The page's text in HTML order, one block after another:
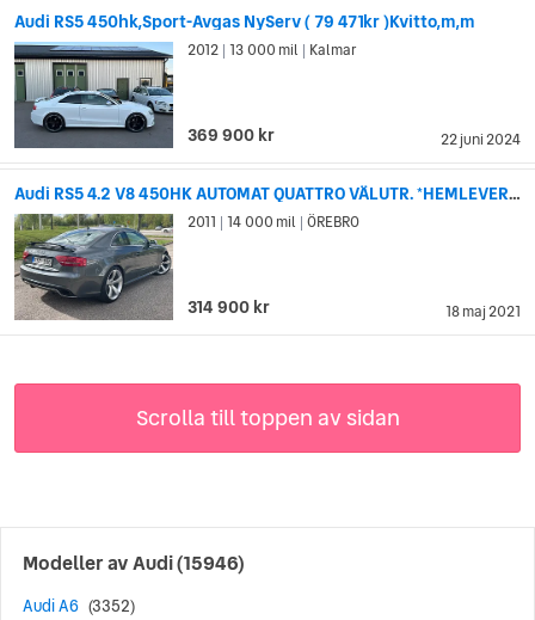
Audi RS5 450hk,Sport-Avgas NyServ ( 79 471kr )Kvitto,m,m
22 juni 2024
2012 13 000 mil Kalmar
369 900 kr
Audi RS5 4.2 V8 450HK AUTOMAT QUATTRO VÄLUTR. *HEMLEVERANS*
18 maj 2021
2011 14 000 mil ÖREBRO
314 900 kr
Scrolla till toppen av sidan
Modeller avAudi(15946)
Audi A6 (3352)